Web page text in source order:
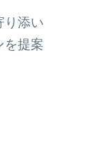
り添い
を提案